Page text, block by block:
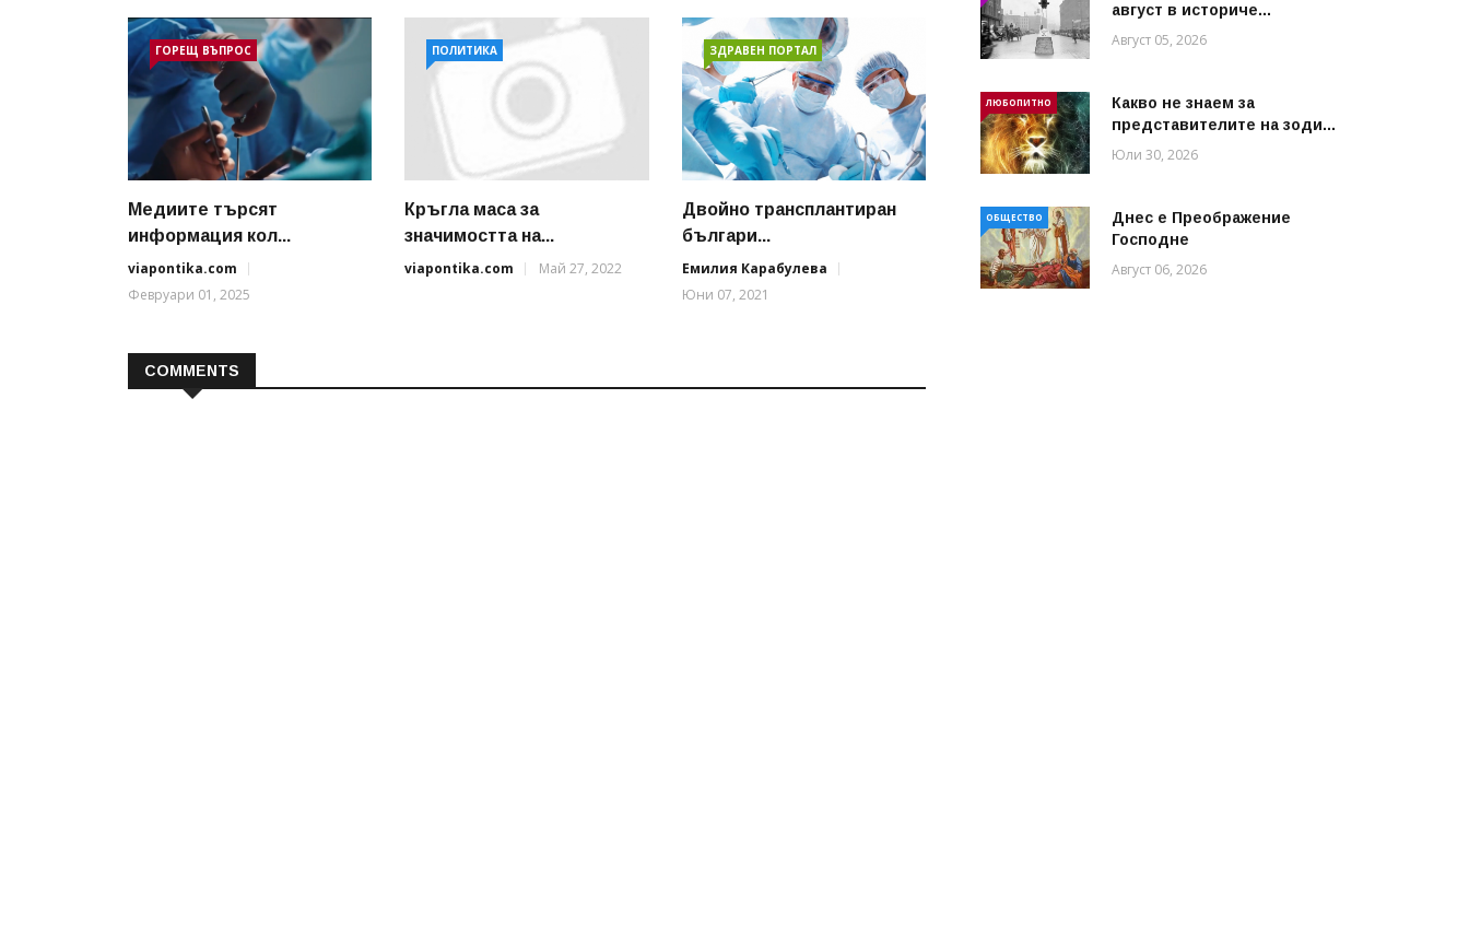
ГОРЕЩ ВЪПРОС
Медиите търсят
информация кол...
viapontika.com
Февруари 01, 2025
ПОЛИТИКА
Кръгла маса за
значимостта на...
viapontika.com
Май 27, 2022
ЗДРАВЕН ПОРТАЛ
Двойно трансплантиран
българи...
Емилия Карабулева
Юни 07, 2021
COMMENTS
август в историче...
Август 05, 2026
ЛЮБОПИТНО
Какво не знаем за
представителите на зоди...
Юли 30, 2026
ОБЩЕСТВО
Днес е Преображение
Господне
Август 06, 2026